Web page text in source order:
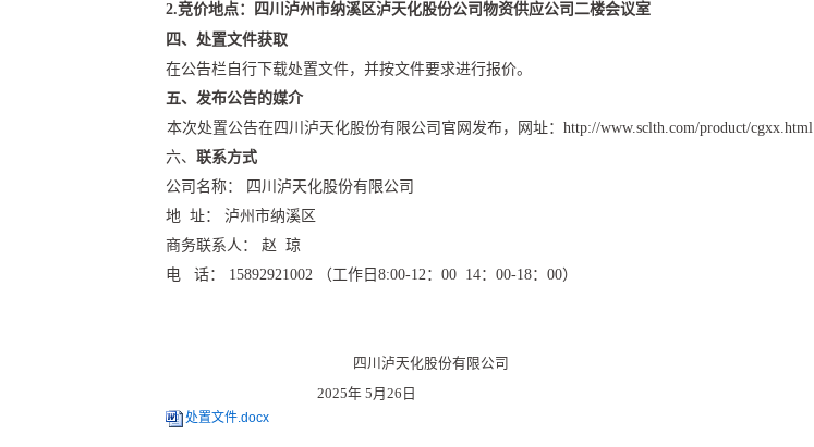
2.竞价地点：四川 泸州市纳溪区泸天化股份公司物资供应公司二楼会议室
四、 处置文件获取
在公告栏自行下载处置文件，并按文件要求进行报价。
五、发布公告的媒介
本次处置公告在四川泸天化股份有限公司官网发布，网址： http://www.sclth.com/product/cgxx.html
六、 联系方式
公司名称：
四川泸天化股份有限公司
地 址： 泸州市纳溪区
商务联系人：
赵 琼
电 话： 15892921002 （工作日 8:00-12：00 14：00-18：00）
四川泸天化股份有限公司
2025年 5月 26 日
处置文件.docx